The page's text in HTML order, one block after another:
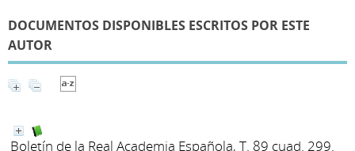
DOCUMENTOS DISPONIBLES ESCRITOS POR ESTE
AUTOR
Boletín de la Real Academia Española, T. 89 cuad. 299.